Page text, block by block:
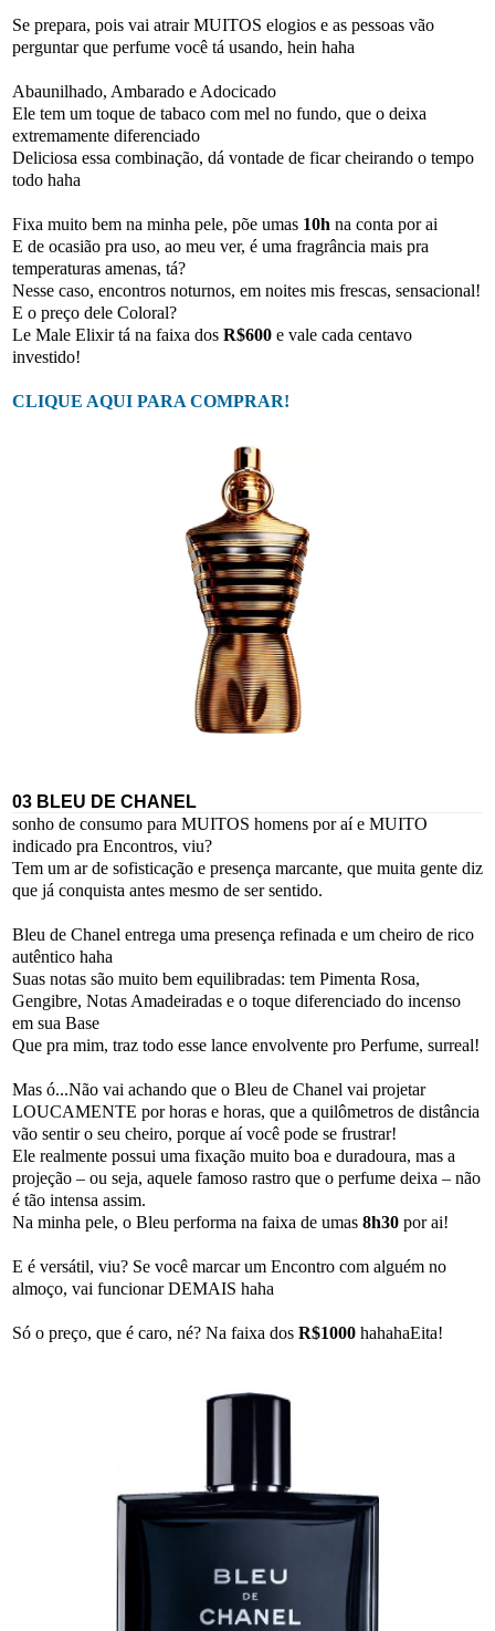
Se prepara, pois vai atrair MUITOS elogios e as pessoas vão
perguntar que perfume você tá usando, hein haha
Abaunilhado, Ambarado e Adocicado
Ele tem um toque de tabaco com mel no fundo, que o deixa
extremamente diferenciado
Deliciosa essa combinação, dá vontade de ficar cheirando o tempo
todo haha
Fixa muito bem na minha pele, põe umas 10h na conta por ai
E de ocasião pra uso, ao meu ver, é uma fragrância mais pra
temperaturas amenas, tá?
Nesse caso, encontros noturnos, em noites mis frescas, sensacional!
E o preço dele Coloral?
Le Male Elixir tá na faixa dos R$600 e vale cada centavo
investido!
CLIQUE AQUI PARA COMPRAR!
03 BLEU DE CHANEL
sonho de consumo para MUITOS homens por aí e MUITO
indicado pra Encontros, viu?
Tem um ar de sofisticação e presença marcante, que muita gente diz
que já conquista antes mesmo de ser sentido.
Bleu de Chanel entrega uma presença refinada e um cheiro de rico
autêntico haha
Suas notas são muito bem equilibradas: tem Pimenta Rosa,
Gengibre, Notas Amadeiradas e o toque diferenciado do incenso
em sua Base
Que pra mim, traz todo esse lance envolvente pro Perfume, surreal!
Mas ó...Não vai achando que o Bleu de Chanel vai projetar
LOUCAMENTE por horas e horas, que a quilômetros de distância
vão sentir o seu cheiro, porque aí você pode se frustrar!
Ele realmente possui uma fixação muito boa e duradoura, mas a
projeção – ou seja, aquele famoso rastro que o perfume deixa – não
é tão intensa assim.
Na minha pele, o Bleu performa na faixa de umas 8h30 por ai!
E é versátil, viu? Se você marcar um Encontro com alguém no
almoço, vai funcionar DEMAIS haha
Só o preço, que é caro, né? Na faixa dos R$1000 hahahaEita!